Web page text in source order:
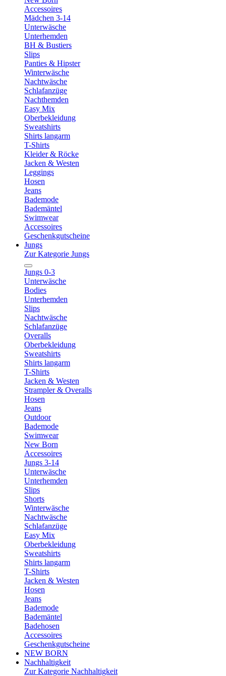
Accessoires
Mädchen 3-14
Unterwäsche
Unterhemden
BH & Bustiers
Slips
Panties & Hipster
Winterwäsche
Nachtwäsche
Schlafanzüge
Nachthemden
Easy Mix
Oberbekleidung
Sweatshirts
Shirts langarm
T-Shirts
Kleider & Röcke
Jacken & Westen
Leggings
Hosen
Jeans
Bademode
Bademäntel
Swimwear
Accessoires
Geschenkgutscheine
Jungs
Zur Kategorie Jungs
Jungs 0-3
Unterwäsche
Bodies
Unterhemden
Slips
Nachtwäsche
Schlafanzüge
Overalls
Oberbekleidung
Sweatshirts
Shirts langarm
T-Shirts
Jacken & Westen
Strampler & Overalls
Hosen
Jeans
Outdoor
Bademode
Swimwear
New Born
Accessoires
Jungs 3-14
Unterwäsche
Unterhemden
Slips
Shorts
Winterwäsche
Nachtwäsche
Schlafanzüge
Easy Mix
Oberbekleidung
Sweatshirts
Shirts langarm
T-Shirts
Jacken & Westen
Hosen
Jeans
Bademode
Bademäntel
Badehosen
Accessoires
Geschenkgutscheine
NEW BORN
Nachhaltigkeit
Zur Kategorie Nachhaltigkeit